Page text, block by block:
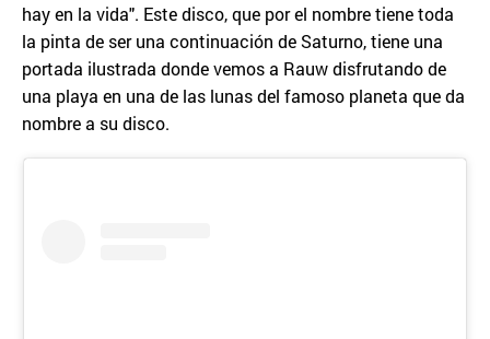
hay en la vida". Este disco, que por el nombre tiene toda
la pinta de ser una continuación de Saturno, tiene una
portada ilustrada donde vemos a Rauw disfrutando de
una playa en una de las lunas del famoso planeta que da
nombre a su disco.